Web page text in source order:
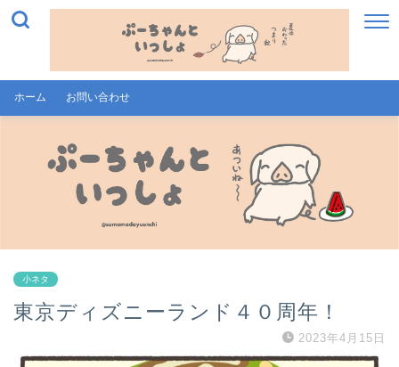
ホーム お問い合わせ
小ネタ
東京ディズニーランド４０周年！
2023年4月15日